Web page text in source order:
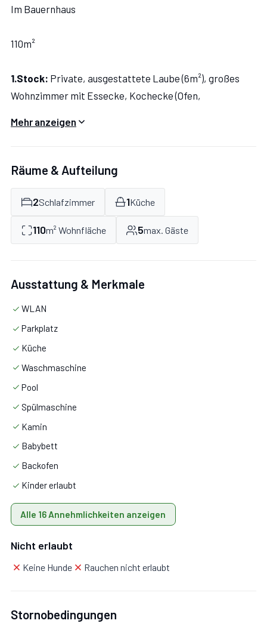
Im Bauernhaus
110m²
1.Stock: Private, ausgestattete Laube (6m²), großes
Wohnzimmer mit Essecke, Kochecke (Ofen,
Doppelzimmer mit Einzelbett, Zweibettzimmer, helles
Mehr anzeigen
Räume & Aufteilung
2Schlafzimmer 1Küche
110m² Wohnfläche 5max. Gäste
Ausstattung & Merkmale
WLAN
Parkplatz
Küche
Waschmaschine
Pool
Spülmaschine
Kamin
Babybett
Backofen
Kinder erlaubt
Alle 16 Annehmlichkeiten anzeigen
Nicht erlaubt
Keine Hunde Rauchen nicht erlaubt
Stornobedingungen